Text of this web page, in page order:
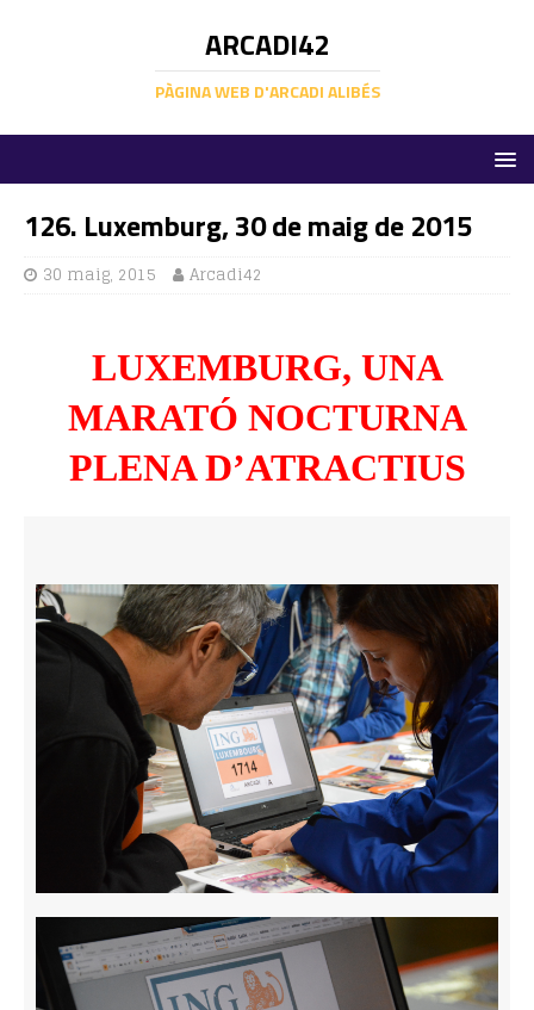
ARCADI42
PÀGINA WEB D'ARCADI ALIBÉS
126. Luxemburg, 30 de maig de 2015
30 maig, 2015 Arcadi42
LUXEMBURG, UNA
MARATÓ NOCTURNA
PLENA D’ATRACTIUS